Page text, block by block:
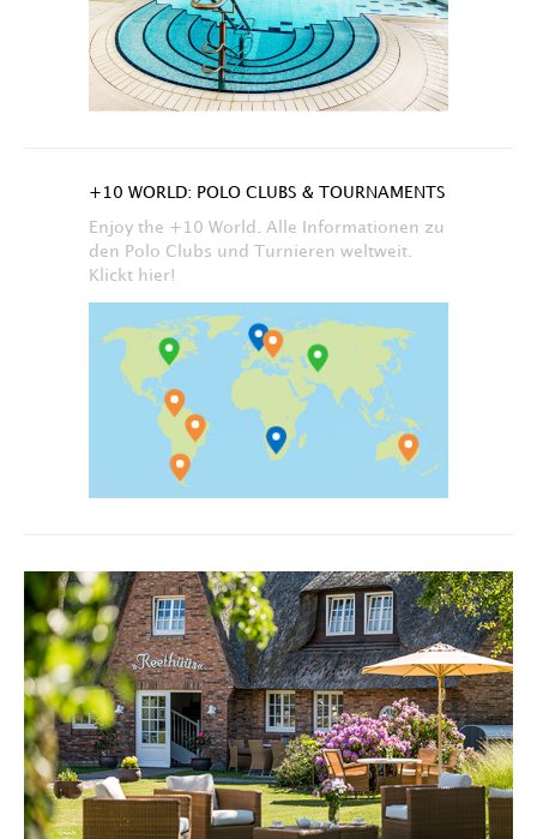
+10 WORLD: POLO CLUBS & TOURNAMENTS
Enjoy the +10 World. Alle Informationen zu
den Polo Clubs und Turnieren weltweit.
Klickt hier!